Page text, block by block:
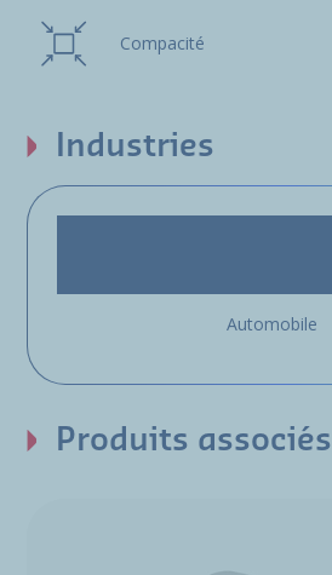
Compacité
Industries
Automobile
Produits associés